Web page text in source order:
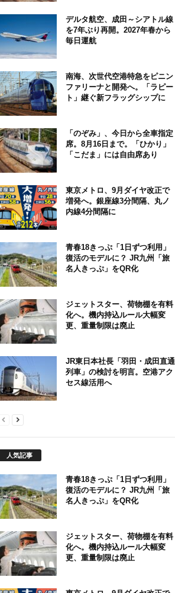
デルタ航空、成田～シアトル線
を7年ぶり再開。2027年春から
毎日運航
南海、次世代空港特急をピニン
ファリーナと開発へ。「ラピー
ト」継ぐ新フラッグシップに
「のぞみ」、今日から全車指定
席。8月16日まで。「ひかり」
「こだま」には自由席あり
東京メトロ、9月ダイヤ改正で
増発へ。銀座線3分間隔、丸ノ
内線4分間隔に
青春18きっぷ「1日ずつ利用」
復活のモデルに？ JR九州「旅
名人きっぷ」をQR化
ジェットスター、荷物棚を有料
化へ。機内持込ルール大幅変
更、重量制限は廃止
JR東日本社長「羽田・成田直通
列車」の検討を明言。空港アク
セス線活用へ
人気記事
青春18きっぷ「1日ずつ利用」
復活のモデルに？ JR九州「旅
名人きっぷ」をQR化
ジェットスター、荷物棚を有料
化へ。機内持込ルール大幅変
更、重量制限は廃止